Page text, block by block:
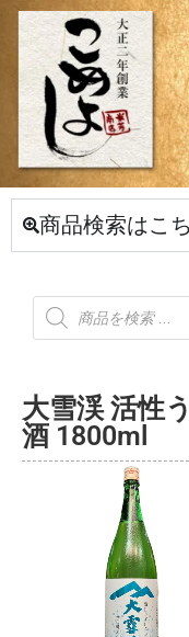
商品検索はこ
大雪渓 活性
酒 1800ml